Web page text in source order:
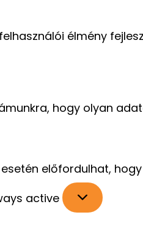
élmény
hogy olyan
előfordulhat,
active